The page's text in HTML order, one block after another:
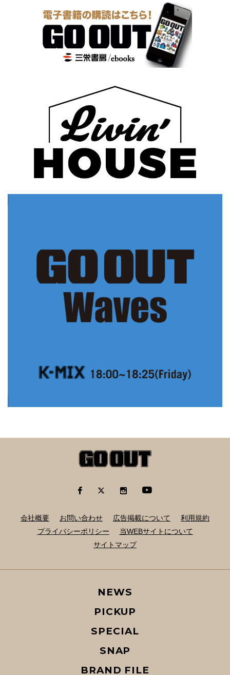
会社概要 お問い合わせ 広告掲載について
利用規約
プライバシーポリシー
当WEBサイトについて
サイトマップ
NEWS
PICKUP
SPECIAL
SNAP
BRAND FILE